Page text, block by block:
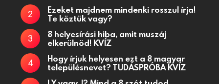
Ezeket majdnem mindenki rosszul írja!
Te köztük vagy?
8 helyesírási hiba, amit muszáj
elkerülnöd! KVÍZ
Hogy írjuk helyesen ezt a 8 magyar
településnevet? TUDÁSPRÓBA KVÍZ